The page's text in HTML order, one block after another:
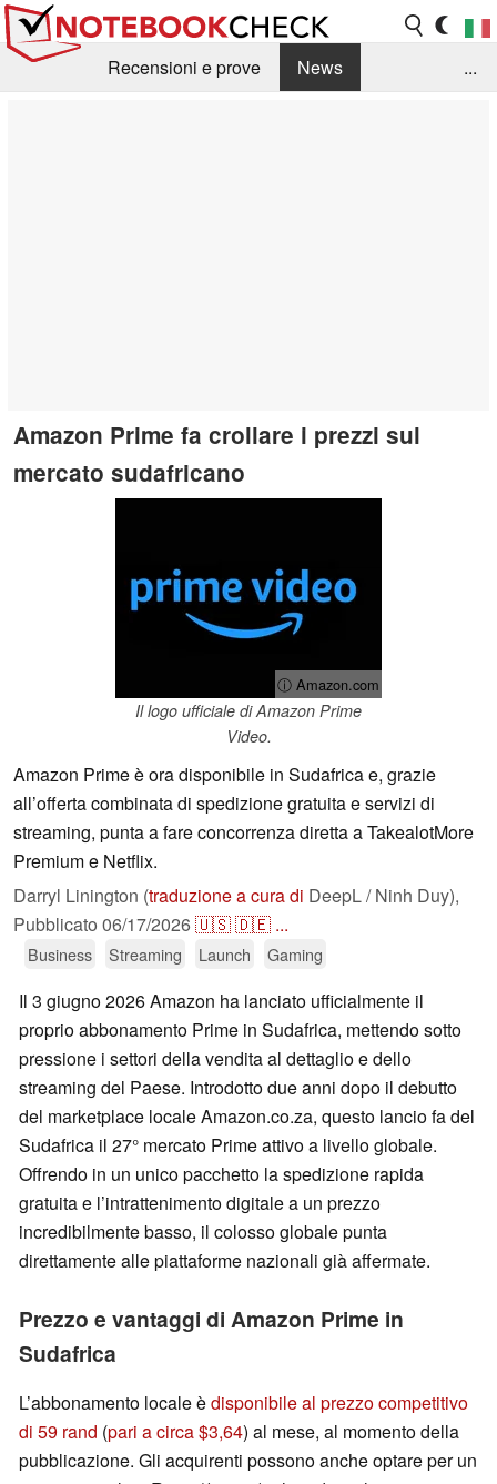
Recensioni e prove
News
...
Amazon Prime fa crollare i prezzi sul
mercato sudafricano
ⓘ Amazon.com
Il logo ufficiale di Amazon Prime
Video.
Amazon Prime è ora disponibile in Sudafrica e, grazie
all’offerta combinata di spedizione gratuita e servizi di
streaming, punta a fare concorrenza diretta a TakealotMore
Premium e Netflix.
Darryl Linington (traduzione a cura di DeepL / Ninh Duy),
Pubblicato 06/17/2026🇺🇸🇩🇪 ...
Business Streaming Launch Gaming
Il 3 giugno 2026 Amazon ha lanciato ufficialmente il
proprio abbonamento Prime in Sudafrica, mettendo sotto
pressione i settori della vendita al dettaglio e dello
streaming del Paese. Introdotto due anni dopo il debutto
del marketplace locale Amazon.co.za, questo lancio fa del
Sudafrica il 27° mercato Prime attivo a livello globale.
Offrendo in un unico pacchetto la spedizione rapida
gratuita e l’intrattenimento digitale a un prezzo
incredibilmente basso, il colosso globale punta
direttamente alle piattaforme nazionali già affermate.
Prezzo e vantaggi di Amazon Prime in
Sudafrica
L’abbonamento locale èdisponibile al prezzo competitivo
di 59 rand (pari a circa $3,64) al mese, al momento della
pubblicazione. Gli acquirenti possono anche optare per un